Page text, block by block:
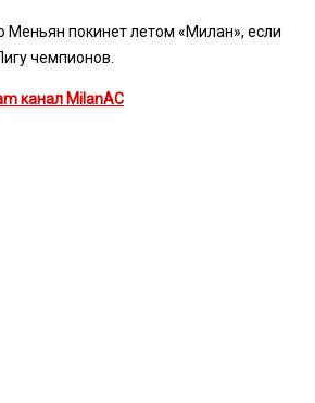
Меньян покинет летом «Милан», если
чемпионов.
канал MilanAC